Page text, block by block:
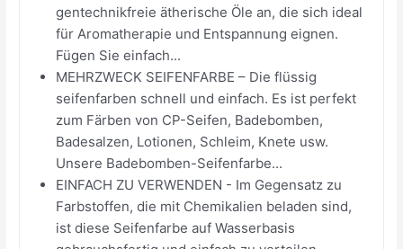
gentechnikfreie ätherische Öle an, die sich ideal
für Aromatherapie und Entspannung eignen.
Fügen Sie einfach...
MEHRZWECK SEIFENFARBE – Die flüssig
seifenfarben schnell und einfach. Es ist perfekt
zum Färben von CP-Seifen, Badebomben,
Badesalzen, Lotionen, Schleim, Knete usw.
Unsere Badebomben-Seifenfarbe...
EINFACH ZU VERWENDEN - Im Gegensatz zu
Farbstoffen, die mit Chemikalien beladen sind,
ist diese Seifenfarbe auf Wasserbasis